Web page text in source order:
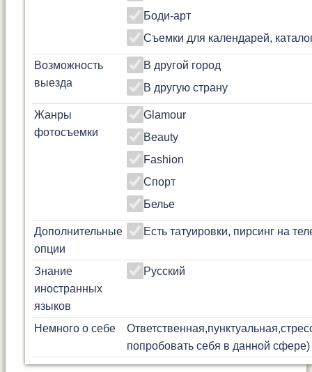
Боди-арт
Съемки для календарей,
Возможность
выезда
В другой город
В другую страну
Жанры
фотосъемки
Glamour
Beauty
Fashion
Спорт
Белье
Дополнительные
опции
Есть татуировки, пирсинг на
Знание
иностранных
языков
Русский
Немного о себе
попробовать себя в данной сфере)